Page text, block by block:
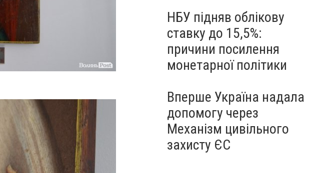
НБУ підняв облікову
ставку до 15,5%:
причини посилення
монетарної політики
Вперше Україна надала
допомогу через
Механізм цивільного
захисту ЄС